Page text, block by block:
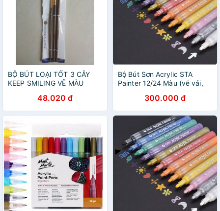
BỘ BÚT LOẠI TỐT 3 CÂY
KEEP SMILING VẼ MÀU
GOUACHE48.020 đ
Bộ Bút Sơn Acrylic STA
Painter 12/24 Màu (vẽ vải,
300.000 đ